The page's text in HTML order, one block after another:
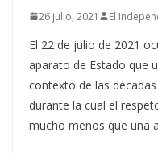
26 julio, 2021 El
El 22 de julio de 2021
aparato de Estado que
contexto de las
durante la cual el
mucho menos que una